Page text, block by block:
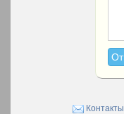
Контакты